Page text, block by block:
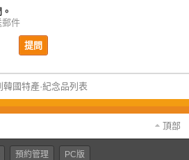
郵件
提問
韓國特產·紀念品列表
頂部
預約管理 PC版